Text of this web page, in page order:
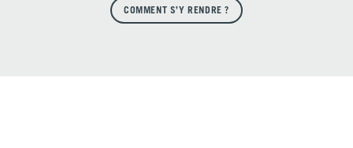
COMMENT S’Y RENDRE ?